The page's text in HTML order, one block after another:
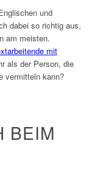
und
dabei so richtig aus,
am meisten.
mit
als der Person, die
vermitteln kann?
BEIM